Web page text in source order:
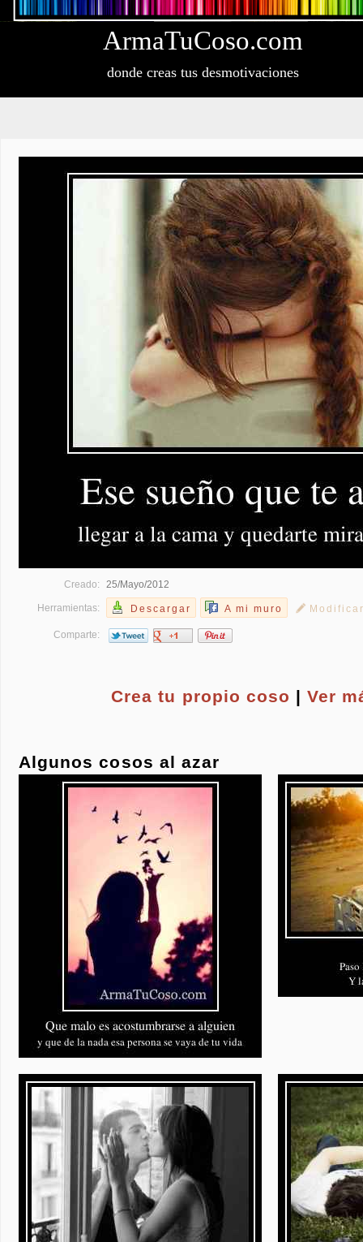
ArmaTuCoso.com
donde creas tus desmotivaciones
Creado: 25/Mayo/2012
Herramientas: Descargar A mi muro
Comparte:
Crea tu propio coso |Ver
Algunos cosos al azar